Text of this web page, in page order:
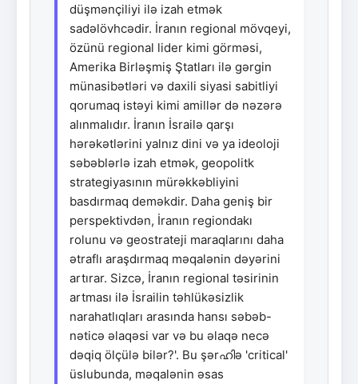
düşmənçiliyi ilə izah etmək
sadəlövhcədir. İranın regional mövqeyi,
özünü regional lider kimi görməsi,
Amerika Birləşmiş Ştatları ilə gərgin
münasibətləri və daxili siyasi sabitliyi
qorumaq istəyi kimi amillər də nəzərə
alınmalıdır. İranın İsrailə qarşı
hərəkətlərini yalnız dini və ya ideoloji
səbəblərlə izah etmək, geopolitk
strategiyasının mürəkkəbliyini
basdırmaq deməkdir. Daha geniş bir
perspektivdən, İranın regiondakı
rolunu və geostrateji maraqlarını daha
ətraflı araşdırmaq məqalənin dəyərini
artırar. Sizcə, İranın regional təsirinin
artması ilə İsrailin təhlükəsizlik
narahatlıqları arasında hansı səbəb-
nəticə əlaqəsi var və bu əlaqə necə
dəqiq ölçülə bilər?'. Bu şərഹിə 'critical'
üslubunda, məqalənin əsas